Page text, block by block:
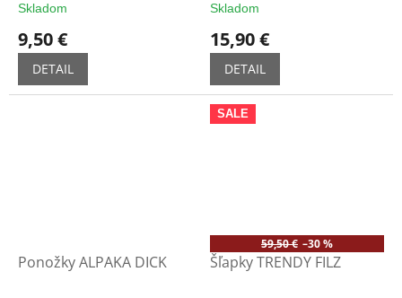
Skladom
9,50 €
DETAIL
Skladom
15,90 €
DETAIL
Ponožky ALPAKA DICK
SALE
59,50 € –30 %
Šľapky TRENDY FILZ